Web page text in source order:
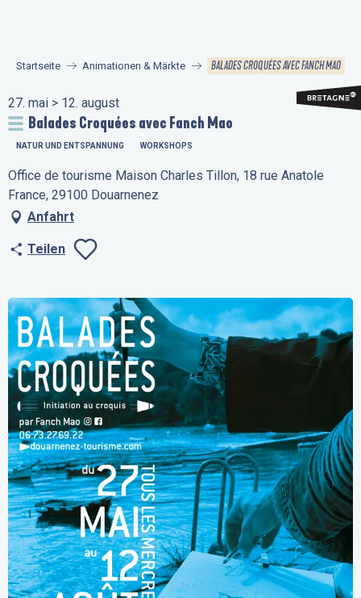
principal
Startseite Animationen & Märkte BALADES CROQUÉES AVEC FANCH MAO
27. mai > 12. august
Balades Croquées avec Fanch Mao
NATUR UND ENTSPANNUNG WORKSHOPS
Office de tourisme Maison Charles Tillon, 18 rue Anatole
France, 29100 Douarnenez
Anfahrt
Teilen